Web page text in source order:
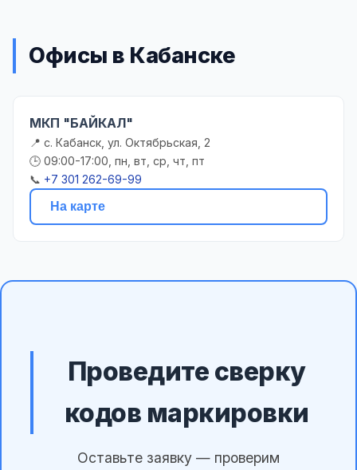
Офисы в Кабанске
МКП "БАЙКАЛ"
📍 с. Кабанск, ул. Октябрьская, 2
🕒 09:00-17:00, пн, вт, ср, чт, пт
📞 +7 301 262-69-99
На карте
Проведите сверку
кодов маркировки
Оставьте заявку — проверим